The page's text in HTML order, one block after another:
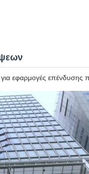
εφαρμογές επένδυσης